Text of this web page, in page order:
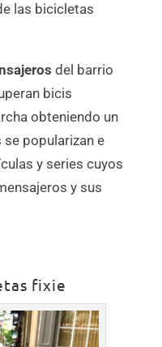
las bicicletas
del barrio
bicis
obteniendo un
popularizan e
y series cuyos
y sus
fixie